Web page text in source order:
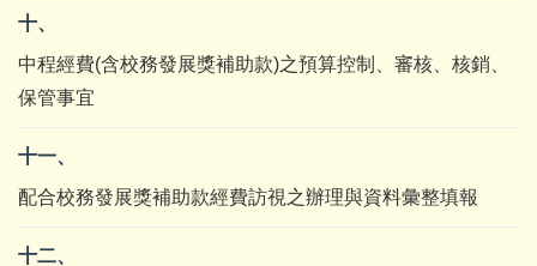
十、
中程經費(含校務發展獎補助款)之預算控制、審核、核銷、
保管事宜
十一、
配合校務發展獎補助款經費訪視之辦理與資料彙整填報
十二、